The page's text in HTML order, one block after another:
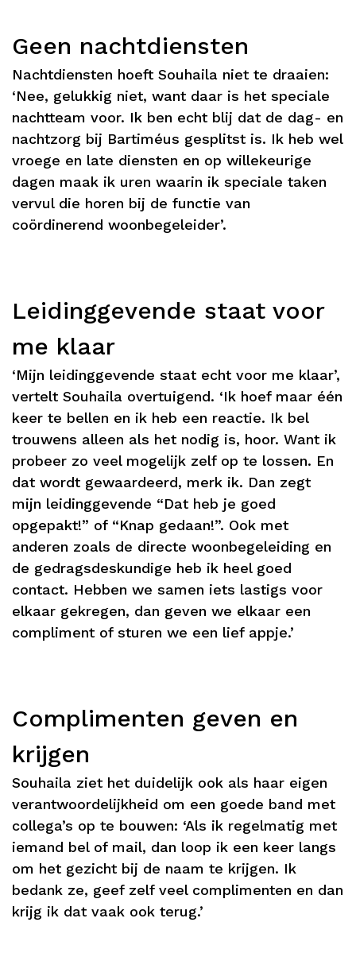
Geen nachtdiensten
Nachtdiensten hoeft Souhaila niet te draaien:
‘Nee, gelukkig niet, want daar is het speciale
nachtteam voor. Ik ben echt blij dat de dag- en
nachtzorg bij Bartiméus gesplitst is. Ik heb wel
vroege en late diensten en op willekeurige
dagen maak ik uren waarin ik speciale taken
vervul die horen bij de functie van
coördinerend woonbegeleider’.
Leidinggevende staat voor
me klaar
‘Mijn leidinggevende staat echt voor me klaar’,
vertelt Souhaila overtuigend. ‘Ik hoef maar één
keer te bellen en ik heb een reactie. Ik bel
trouwens alleen als het nodig is, hoor. Want ik
probeer zo veel mogelijk zelf op te lossen. En
dat wordt gewaardeerd, merk ik. Dan zegt
mijn leidinggevende “Dat heb je goed
opgepakt!” of “Knap gedaan!”. Ook met
anderen zoals de directe woonbegeleiding en
de gedragsdeskundige heb ik heel goed
contact. Hebben we samen iets lastigs voor
elkaar gekregen, dan geven we elkaar een
compliment of sturen we een lief appje.’
Complimenten geven en
krijgen
Souhaila ziet het duidelijk ook als haar eigen
verantwoordelijkheid om een goede band met
collega’s op te bouwen: ‘Als ik regelmatig met
iemand bel of mail, dan loop ik een keer langs
om het gezicht bij de naam te krijgen. Ik
bedank ze, geef zelf veel complimenten en dan
krijg ik dat vaak ook terug.’